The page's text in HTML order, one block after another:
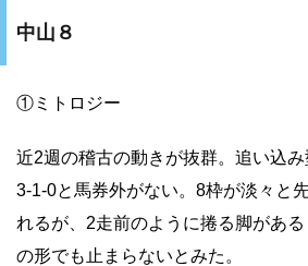
中山８
①ミトロジー
近2週の稽古の動きが抜群。追い込
3-1-0と馬券外がない。8枠が淡々と
れるが、2走前のように捲る脚があ
の形でも止まらないとみた。